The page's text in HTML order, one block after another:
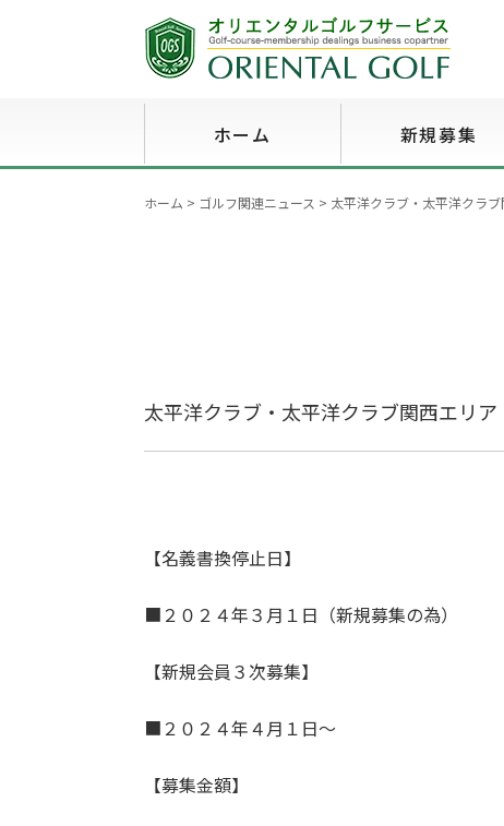
ホーム 新規募集
ホーム > ゴルフ関連ニュース > 太平洋クラブ・太平洋クラブ
太平洋クラブ・太平洋クラブ関西エリア
【名義書換停止日】
■２０２４年３月１日（新規募集の為）
【新規会員３次募集】
■２０２４年４月１日～
【募集金額】